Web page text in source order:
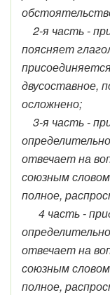
2-я часть -
поясняет
двусоставное,
осложнено;
3-я часть -
отвечает на
союзным
полное,
4 часть -
отвечает на
союзным
полное,